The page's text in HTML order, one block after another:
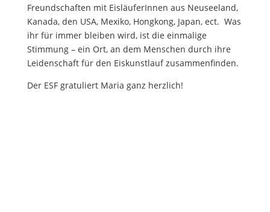
Freundschaften mit EisläuferInnen aus Neuseeland,
Kanada, den USA, Mexiko, Hongkong, Japan, ect. Was
ihr für immer bleiben wird, ist die einmalige
Stimmung – ein Ort, an dem Menschen durch ihre
Leidenschaft für den Eiskunstlauf zusammenfinden.
Der ESF gratuliert Maria ganz herzlich!